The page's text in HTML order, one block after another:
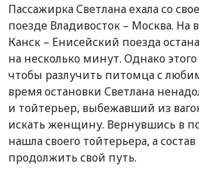
Пассажирка Светлана ехала со
поезде Владивосток – Москва. На
Канск – Енисейский поезда
на несколько минут. Однако
чтобы разлучить питомца с
время остановки Светлана
и тойтерьер, выбежавший из
искать женщину. Вернувшись в
нашла своего тойтерьера, а
продолжить свой путь.